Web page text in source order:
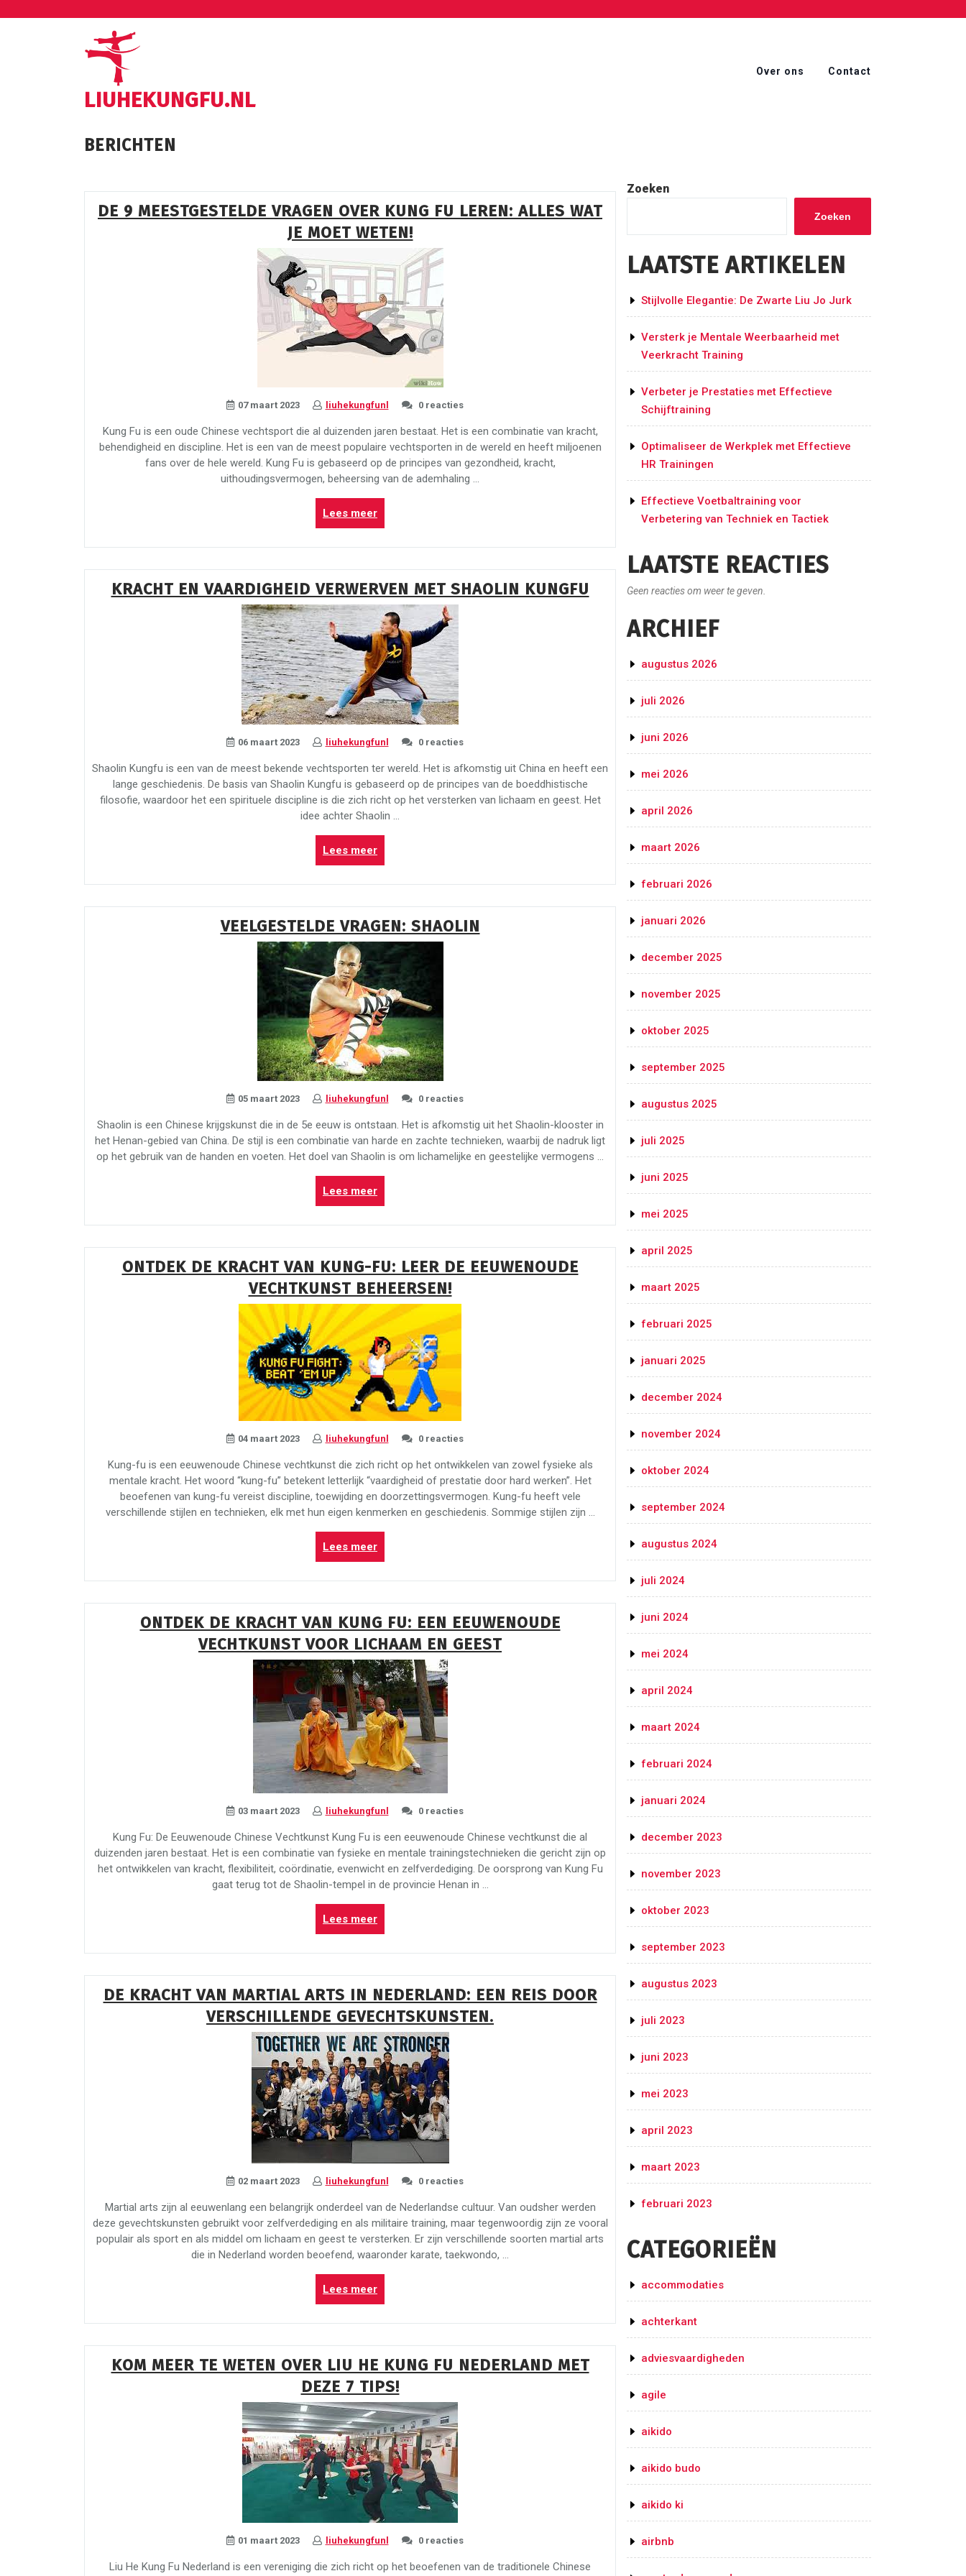
LIUHEKUNGFU.NL
Over ons Contact
BERICHTEN
DE 9 MEESTGESTELDE VRAGEN OVER KUNG FU LEREN: ALLES WAT
JE MOET WETEN!
07 maart 2023 liuhekungfunl 0 reacties
Kung Fu is een oude Chinese vechtsport die al duizenden jaren bestaat. Het is een combinatie van kracht,
behendigheid en discipline. Het is een van de meest populaire vechtsporten in de wereld en heeft miljoenen
fans over de hele wereld. Kung Fu is gebaseerd op de principes van gezondheid, kracht,
uithoudingsvermogen, beheersing van de ademhaling …
Lees meer“De
9
meestgestelde
kung
fu
leren:
alles
wat
je
moet
weten!”
KRACHT EN VAARDIGHEID VERWERVEN MET SHAOLIN KUNGFU
06 maart 2023 liuhekungfunl 0 reacties
Shaolin Kungfu is een van de meest bekende vechtsporten ter wereld. Het is afkomstig uit China en heeft een
lange geschiedenis. De basis van Shaolin Kungfu is gebaseerd op de principes van de boeddhistische
filosofie, waardoor het een spirituele discipline is die zich richt op het versterken van lichaam en geest. Het
idee achter Shaolin …
Lees meer“Kracht
en
vaardigheid
Shaolin
Kungfu”
VEELGESTELDE VRAGEN: SHAOLIN
05 maart 2023 liuhekungfunl 0 reacties
Shaolin is een Chinese krijgskunst die in de 5e eeuw is ontstaan. Het is afkomstig uit het Shaolin-klooster in
het Henan-gebied van China. De stijl is een combinatie van harde en zachte technieken, waarbij de nadruk ligt
op het gebruik van de handen en voeten. Het doel van Shaolin is om lichamelijke en geestelijke vermogens …
Lees meer“Veelgestelde
vragen:
Shaolin”
ONTDEK DE KRACHT VAN KUNG-FU: LEER DE EEUWENOUDE
VECHTKUNST BEHEERSEN!
04 maart 2023 liuhekungfunl 0 reacties
Kung-fu is een eeuwenoude Chinese vechtkunst die zich richt op het ontwikkelen van zowel fysieke als
mentale kracht. Het woord “kung-fu” betekent letterlijk “vaardigheid of prestatie door hard werken”. Het
beoefenen van kung-fu vereist discipline, toewijding en doorzettingsvermogen. Kung-fu heeft vele
verschillende stijlen en technieken, elk met hun eigen kenmerken en geschiedenis. Sommige stijlen zijn …
Lees meer“Ontdek
de
kracht
fu:
leer
de
eeuwenoude
vechtkunst
beheersen!”
ONTDEK DE KRACHT VAN KUNG FU: EEN EEUWENOUDE
VECHTKUNST VOOR LICHAAM EN GEEST
03 maart 2023 liuhekungfunl 0 reacties
Kung Fu: De Eeuwenoude Chinese Vechtkunst Kung Fu is een eeuwenoude Chinese vechtkunst die al
duizenden jaren bestaat. Het is een combinatie van fysieke en mentale trainingstechnieken die gericht zijn op
het ontwikkelen van kracht, flexibiliteit, coördinatie, evenwicht en zelfverdediging. De oorsprong van Kung Fu
gaat terug tot de Shaolin-tempel in de provincie Henan in …
Lees meer“Ontdek
de
Kracht
Fu:
Een
Eeuwenoude
Vechtkunst
voor
Lichaam
en
Geest”
DE KRACHT VAN MARTIAL ARTS IN NEDERLAND: EEN REIS DOOR
VERSCHILLENDE GEVECHTSKUNSTEN.
02 maart 2023 liuhekungfunl 0 reacties
Martial arts zijn al eeuwenlang een belangrijk onderdeel van de Nederlandse cultuur. Van oudsher werden
deze gevechtskunsten gebruikt voor zelfverdediging en als militaire training, maar tegenwoordig zijn ze vooral
populair als sport en als middel om lichaam en geest te versterken. Er zijn verschillende soorten martial arts
die in Nederland worden beoefend, waaronder karate, taekwondo, …
Lees meer“De
kracht
van
in
Nederland:
een
reis
door
verschillende
gevechtskunsten.”
KOM MEER TE WETEN OVER LIU HE KUNG FU NEDERLAND MET
DEZE 7 TIPS!
01 maart 2023 liuhekungfunl 0 reacties
Liu He Kung Fu Nederland is een vereniging die zich richt op het beoefenen van de traditionele Chinese
Zoeken
Zoeken
LAATSTE ARTIKELEN
Stijlvolle Elegantie: De Zwarte Liu Jo Jurk
Versterk je Mentale Weerbaarheid met
Veerkracht Training
Verbeter je Prestaties met Effectieve
Schijftraining
Optimaliseer de Werkplek met Effectieve
HR Trainingen
Effectieve Voetbaltraining voor
Verbetering van Techniek en Tactiek
LAATSTE REACTIES
Geen reacties om weer te geven.
ARCHIEF
augustus 2026
juli 2026
juni 2026
mei 2026
april 2026
maart 2026
februari 2026
januari 2026
december 2025
november 2025
oktober 2025
september 2025
augustus 2025
juli 2025
juni 2025
mei 2025
april 2025
maart 2025
februari 2025
januari 2025
december 2024
november 2024
oktober 2024
september 2024
augustus 2024
juli 2024
juni 2024
mei 2024
april 2024
maart 2024
februari 2024
januari 2024
december 2023
november 2023
oktober 2023
september 2023
augustus 2023
juli 2023
juni 2023
mei 2023
april 2023
maart 2023
februari 2023
CATEGORIEËN
accommodaties
achterkant
adviesvaardigheden
agile
aikido
aikido budo
aikido ki
airbnb